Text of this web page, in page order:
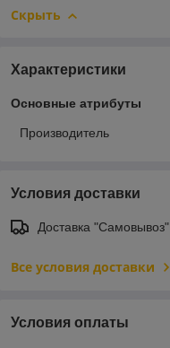
Скрыть
Характеристики
Основные атрибуты
Производитель
Условия доставки
Доставка "Самовывоз"
Все условия доставки
Условия оплаты